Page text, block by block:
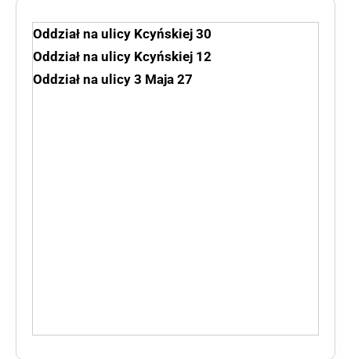
Oddział na ulicy Kcyńskiej 30
Oddział na ulicy Kcyńskiej 12
Oddział na ulicy 3 Maja 27